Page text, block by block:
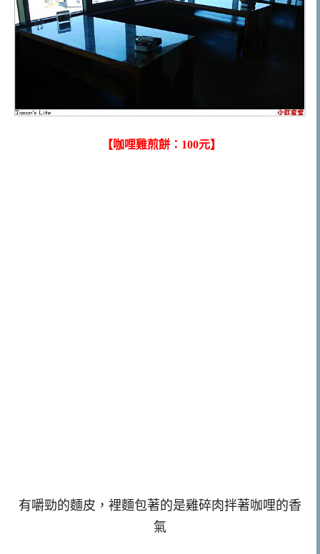
【咖哩雞煎餅：100元】
有嚼勁的麵皮，裡麵包著的是雞碎肉拌著咖哩的香
氣